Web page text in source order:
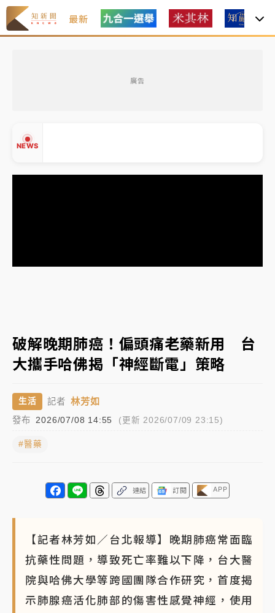
最新
廣告
NEWS
韓股最壞時期已過？大摩估去槓桿完成逾半 波動率降
至2個月低
「白海豚」雨炸新北！通報109件災情 侯友宜揭這類災
至2個月低
「白海豚」雨炸新北！通報109件災情 侯友宜揭這類災
白海豚挾豪雨狂炸新北！時雨量破百毫米 水塔、雨棚
砸落毀車
破解晚期肺癌！偏頭痛老藥新用 台
大攜手哈佛揭「神經斷電」策略
生活 記者 林芳如
發布 2026/07/08 14:55 (更新 2026/07/09 23:15)
#醫藥
連結 訂閱 APP
【記者林芳如／台北報導】晚期肺癌常面臨
抗藥性問題，導致死亡率難以下降，台大醫
院與哈佛大學等跨國團隊合作研究，首度揭
示肺腺癌活化肺部的傷害性感覺神經，使用